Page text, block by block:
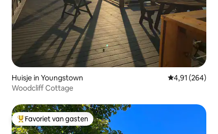
Huisje in Youngstown Gemiddelde
4,91 (264)
Woodcliff Cottage
Topfavoriet van gasten
Favoriet van gasten